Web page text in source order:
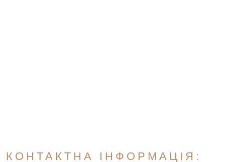
КОНТАКТНА ІНФОРМАЦІЯ: